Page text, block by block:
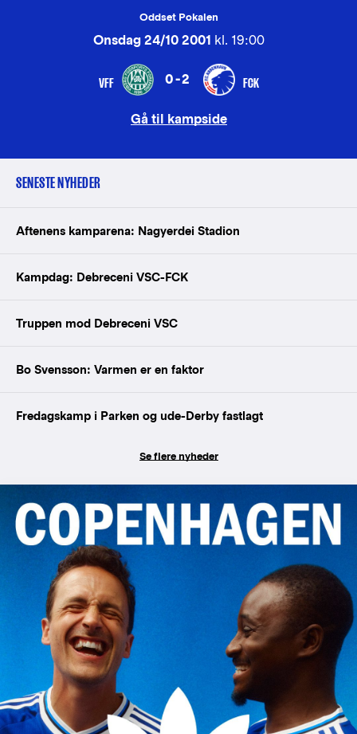
Oddset Pokalen
Onsdag 24/10 2001 kl. 19:00
VFF 0-2 FCK
Gå til kampside
SENESTE NYHEDER
Aftenens kamparena: Nagyerdei Stadion
Kampdag: Debreceni VSC-FCK
Truppen mod Debreceni VSC
Bo Svensson: Varmen er en faktor
Fredagskamp i Parken og ude-Derby fastlagt
Se flere nyheder